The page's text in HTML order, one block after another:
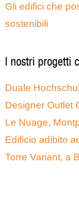
Gli edifici che
sostenibili
I nostri progetti
Duale
Designer Outlet
Le Nuage,
Edificio adibito
Torre Variant, a